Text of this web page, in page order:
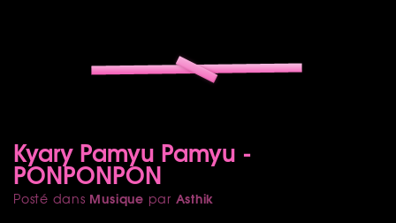
Kyary Pamyu Pamyu -
PONPONPON
Posté dans Musique par Asthik